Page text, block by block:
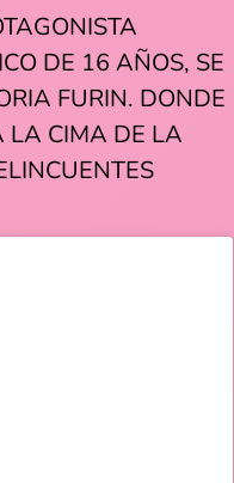
DE 16 AÑOS, SE
FURIN. DONDE
LA CIMA DE LA